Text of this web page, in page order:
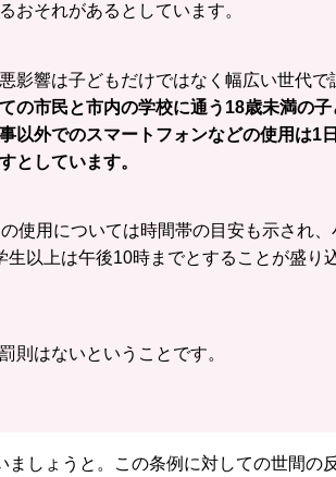
おそれがあるとしています。
影響は子どもだけではなく幅広い世代で
の市民と市内の学校に通う18歳未満の子
以外でのスマートフォンなどの使用は1
としています。
使用については時間帯の目安も示され
生以上は午後10時までとすることが盛り
罰則はないということです。
ましょうと。この条例に対しての世間の